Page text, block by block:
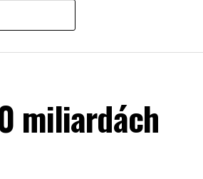
a zástupci nevládních
fóra, který se skládá z
evropské politiky.
prostředí a bezpečnosti.
prezentace zprávy
miliardách